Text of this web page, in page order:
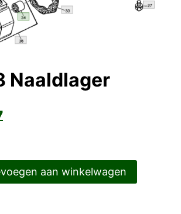
Naaldlager
aan winkelwagen